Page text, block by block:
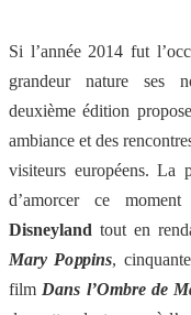
Si l’année 2014 fut
grandeur nature ses
deuxième édition
ambiance et des
visiteurs européens. La
d’amorcer ce
Disneyland tout en
Mary Poppins,
film Dans l’Ombre de